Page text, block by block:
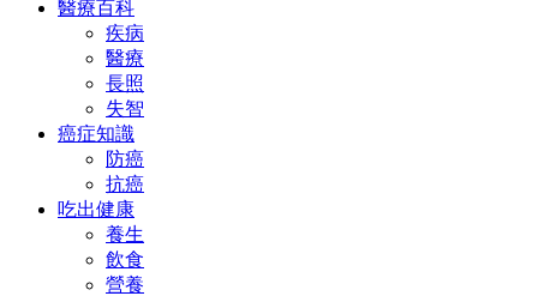
醫療百科
疾病
醫療
長照
失智
癌症知識
防癌
抗癌
吃出健康
養生
飲食
營養